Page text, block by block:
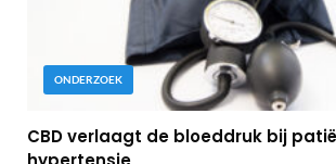
ONDERZOEK
CBD verlaagt de bloeddruk bij